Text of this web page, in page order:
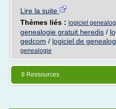
Lire la suite
Thèmes liés : logiciel
genealogie gratuit heredis /
gedcom / logiciel de
genealogie
8 Ressources